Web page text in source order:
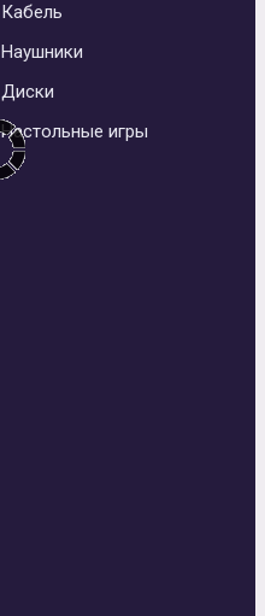
Кабель
Наушники
Диски
Настольные игры